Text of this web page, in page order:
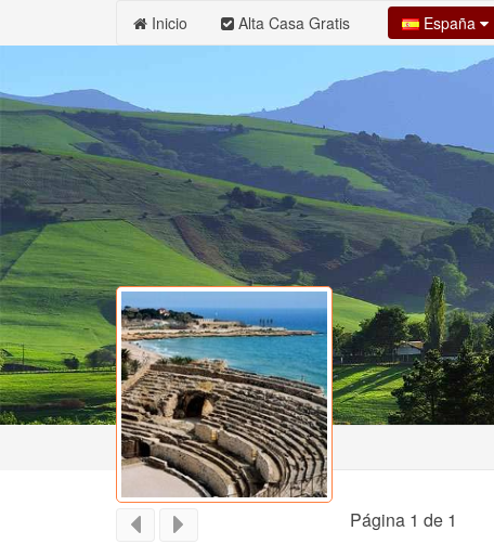
Inicio Alta Casa Gratis España
Página 1 de 1